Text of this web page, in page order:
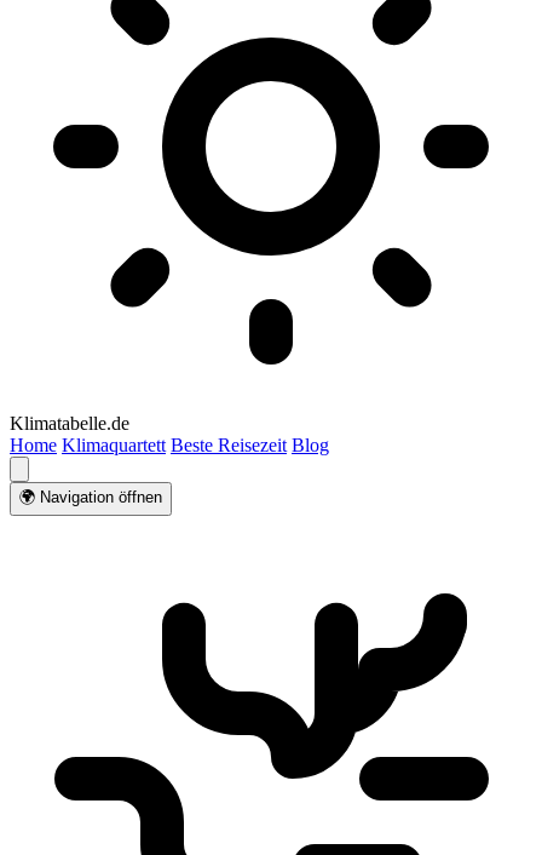
Klimatabelle.de
Home Klimaquartett Beste Reisezeit Blog
🌍 Navigation öffnen